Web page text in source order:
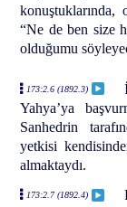
konuştuklarında,
“Ne de ben size
olduğumu
173:2.6 (1892.3)
Yahya’ya
Sanhedrin
yetkisi
almaktaydı.
173:2.7 (1892.4)